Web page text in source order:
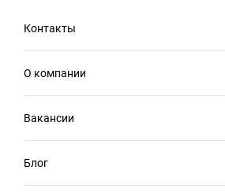
Контакты
О компании
Вакансии
Блог